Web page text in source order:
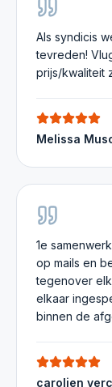
Als syndicis
tevreden!
prijs/kwaliteit
Melissa
1e
op mails en
tegenover
elkaar
binnen de
carolien